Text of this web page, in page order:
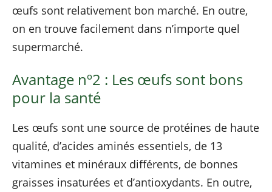
œufs sont relativement bon marché. En outre,
on en trouve facilement dans n’importe quel
supermarché.
Avantage nº2 : Les œufs sont bons
pour la santé
Les œufs sont une source de protéines de haute
qualité, d’acides aminés essentiels, de 13
vitamines et minéraux différents, de bonnes
graisses insaturées et d’antioxydants. En outre,